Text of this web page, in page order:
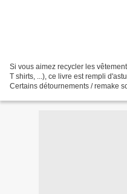
Si vous aimez recycler les
T shirts, ...), ce livre est rempli
Certains détournements / remake